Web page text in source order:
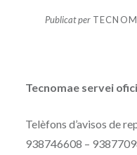
Publicat per
Tecnomae servei
Telèfons d’avisos de
938746608 –